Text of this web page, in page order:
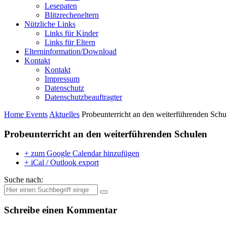
Lesepaten
Blitzrecheneltern
Nützliche Links
Links für Kinder
Links für Eltern
Elterninformation/Download
Kontakt
Kontakt
Impressum
Datenschutz
Datenschutzbeauftragter
Home Events Aktuelles Probeunterricht an den weiterführenden
Probeunterricht an den weiterführenden Schulen
+ zum Google Calendar hinzufügen
+ iCal / Outlook export
Suche nach:
Schreibe einen Kommentar